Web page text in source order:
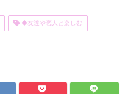
◆友達や恋人と楽しむ